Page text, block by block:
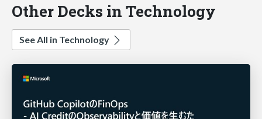
Other Decks in Technology
See All in Technology